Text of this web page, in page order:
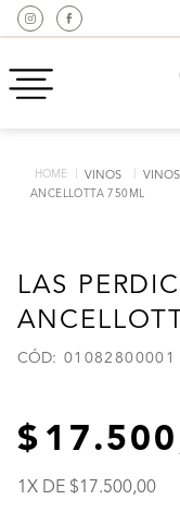
VINOS
ANCELLOTTA 750ML
LAS
: 01082800001
17.500
1 X DE 17.500,00